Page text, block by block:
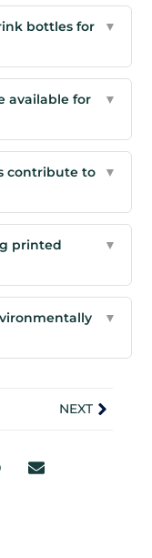
bottles for
▼
available for
▼
contribute to
▼
printed
▼
▼
NEXT